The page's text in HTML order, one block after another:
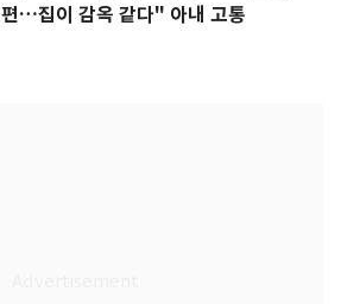
편…집이 감옥 같다" 아내 고통